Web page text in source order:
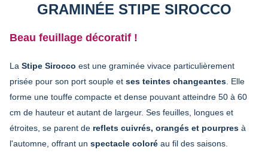
GRAMINÉE STIPE SIROCCO
Beau feuillage décoratif !
La Stipe Sirocco est une graminée vivace particulièrement
prisée pour son port souple et ses teintes changeantes . Elle
forme une touffe compacte et dense pouvant atteindre 50 à 60
cm de hauteur et autant de largeur. Ses feuilles, longues et
étroites, se parent de reflets cuivrés, orangés et pourpres à
l'automne, offrant un spectacle coloré au fil des saisons.